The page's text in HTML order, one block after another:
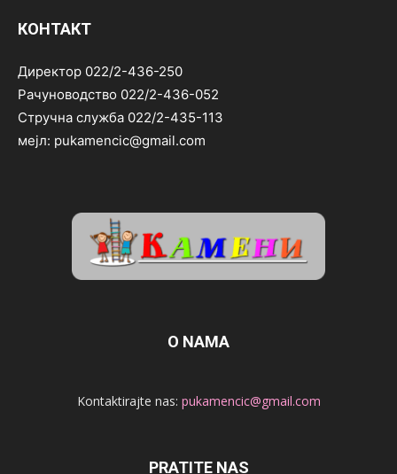
КОНТАКТ
Директор 022/2-436-250
Рачуноводство 022/2-436-052
Стручна служба 022/2-435-113
мејл: pukamencic@gmail.com
O NAMA
Kontaktirajte nas: pukamencic@gmail.com
PRATITE NAS